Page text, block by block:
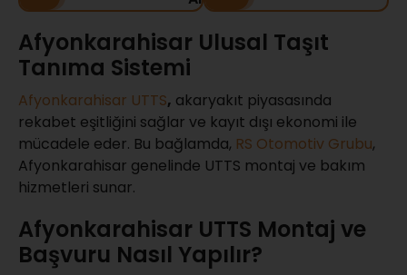
Afyonkarahisar Ulusal Taşıt
Tanıma Sistemi
Afyonkarahisar UTTS, akaryakıt piyasasında
rekabet eşitliğini sağlar ve kayıt dışı ekonomi ile
mücadele eder. Bu bağlamda, RS Otomotiv Grubu,
Afyonkarahisar genelinde UTTS montaj ve bakım
hizmetleri sunar.
Afyonkarahisar UTTS Montaj ve
Başvuru Nasıl Yapılır?